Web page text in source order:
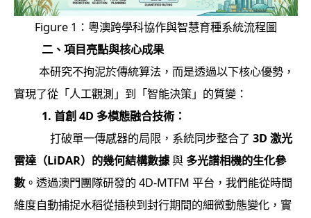
Figure 1：粵澳跨學科協作與智慧育種系統流程圖
二、項目亮點與核心成果
本研究不拘泥於傳統算法，而是透過以下核心優勢，
實現了從「人工觀測」到「智能決策」的質變：
1. 首創 4D 多模態融合技術：
打破單一傳感器的局限，系統同步整合了 3D 激光
雷達（LiDAR）的幾何結構數據與 多光譜相機的生化參
數。透過澳門團隊研發的 4D-MTFM 平台，我們能從時間
維度自動捕捉水稻從插秧到封行期間的細微動態變化，實